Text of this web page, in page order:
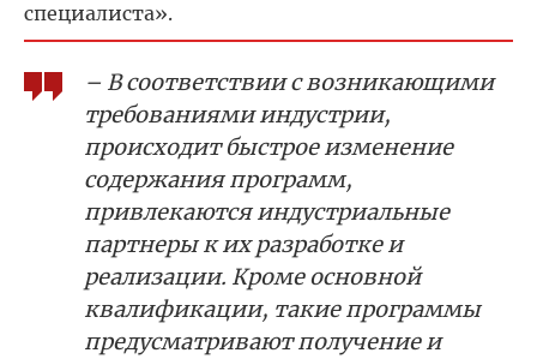
специалиста».
– В соответствии с возникающими
требованиями индустрии,
происходит быстрое изменение
содержания программ,
привлекаются индустриальные
партнеры к их разработке и
реализации. Кроме основной
квалификации, такие программы
предусматривают получение и